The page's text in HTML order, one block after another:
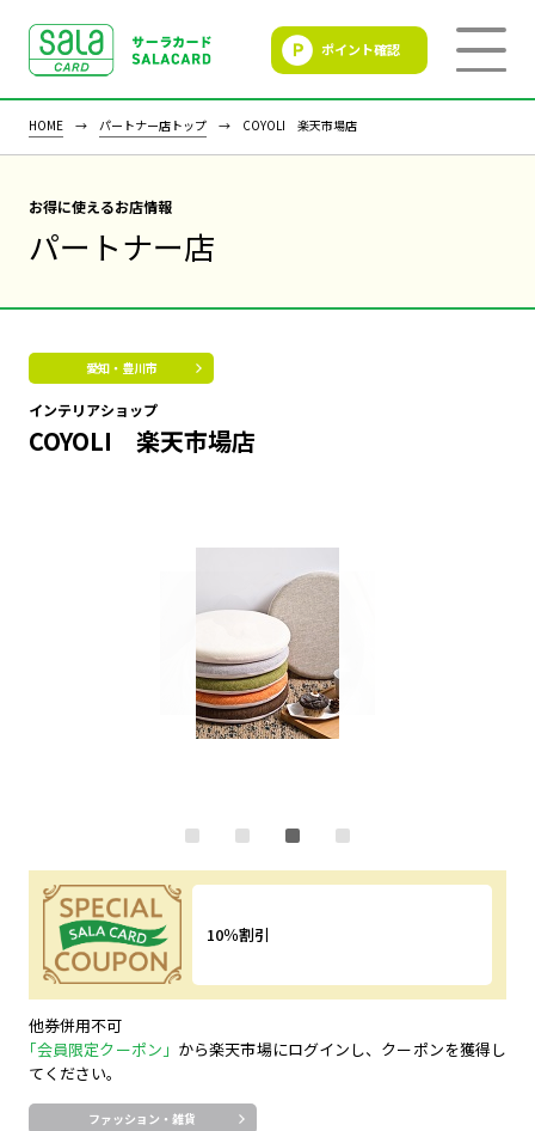
ポイント確認
HOME パートナー店トップ COYOLI 楽天市場店
お得に使えるお店情報
パートナー店
愛知・豊川市
インテリアショップ
COYOLI 楽天市場店
特典内容
10％割引
他券併用不可
｢会員限定クーポン」 から楽天市場にログインし、クーポンを獲得し
てください。
ファッション・雑貨